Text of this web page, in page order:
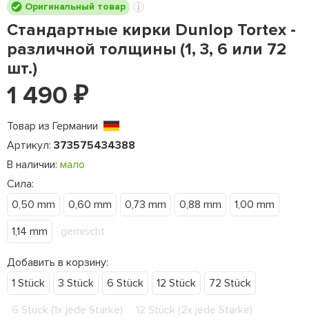
Оригинальный товар
Стандартные кирки Dunlop Tortex -
различной толщины (1, 3, 6 или 72
шт.)
1 490 ₽
Товар из Германии
Артикул: 373575434388
В наличии: мало
Сила:
0,50 mm
0,60 mm 0,73 mm 0,88 mm
1,00 mm
1,14 mm
gemischt
Добавить в корзину:
1 Stück
3 Stück 6 Stück 12 Stück
72 Stück
6 Stück (1x jede Stärke)
12 Stück (2x jede Stärke)